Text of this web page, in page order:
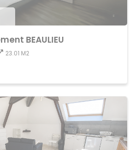
BEAULIEU
23.01 M2